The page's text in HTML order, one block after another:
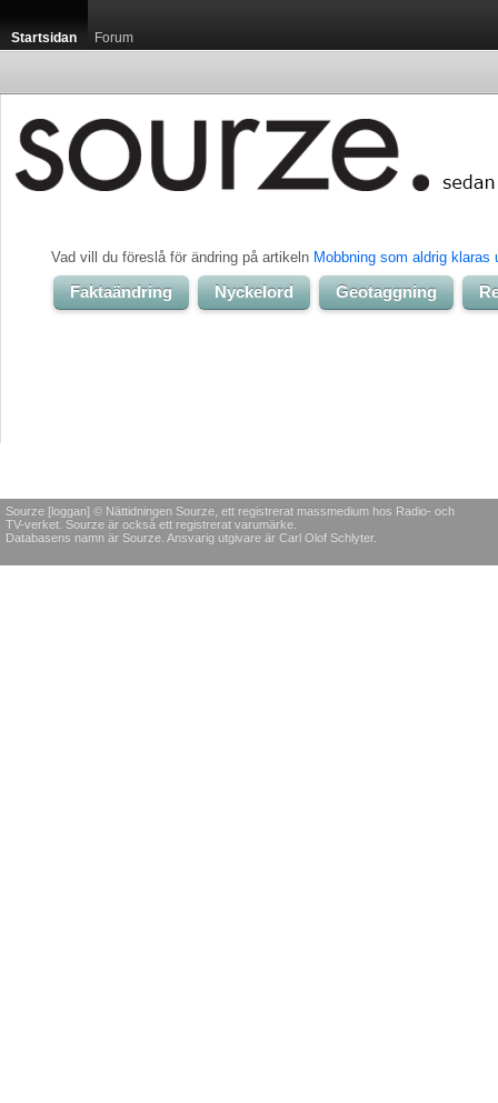
Startsidan Forum
Vad vill du föreslå för ändring på artikeln Mobbning som aldrig klaras
Faktaändring Nyckelord Geotaggning
Sourze [loggan] © Nättidningen Sourze, ett registrerat massmedium hos Radio- och
TV-verket. Sourze är också ett registrerat varumärke.
Databasens namn är Sourze. Ansvarig utgivare är Carl Olof Schlyter.